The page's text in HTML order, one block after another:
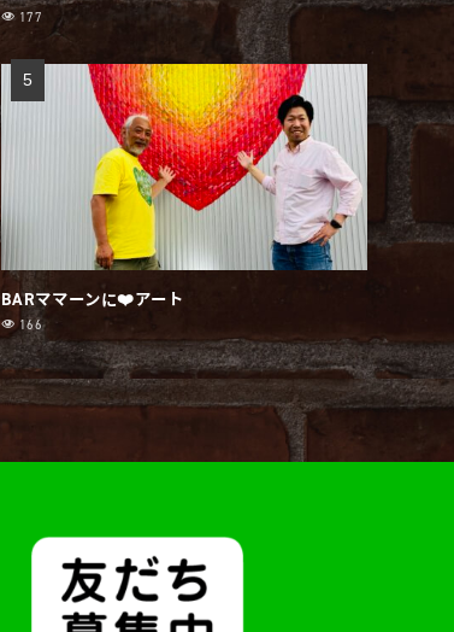
177
BARママーンに❤️アート
166